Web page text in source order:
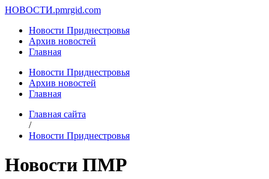
НОВОСТИ.pmrgid.com
Новости Приднестровья
Архив новостей
Главная
Новости Приднестровья
Архив новостей
Главная
Главная сайта
/
Новости Приднестровья
Новости ПМР